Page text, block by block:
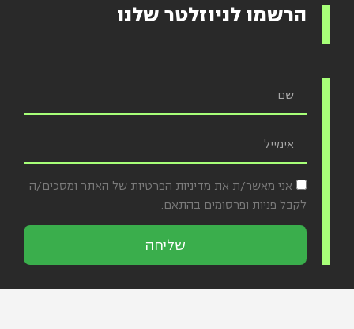
הרשמו לניוזלטר שלנו
אני מאשר/ת את מדיניות הפרטיות של האתר ומסכים/ה
לקבל פניות ופרסומים בהתאם.
שליחה